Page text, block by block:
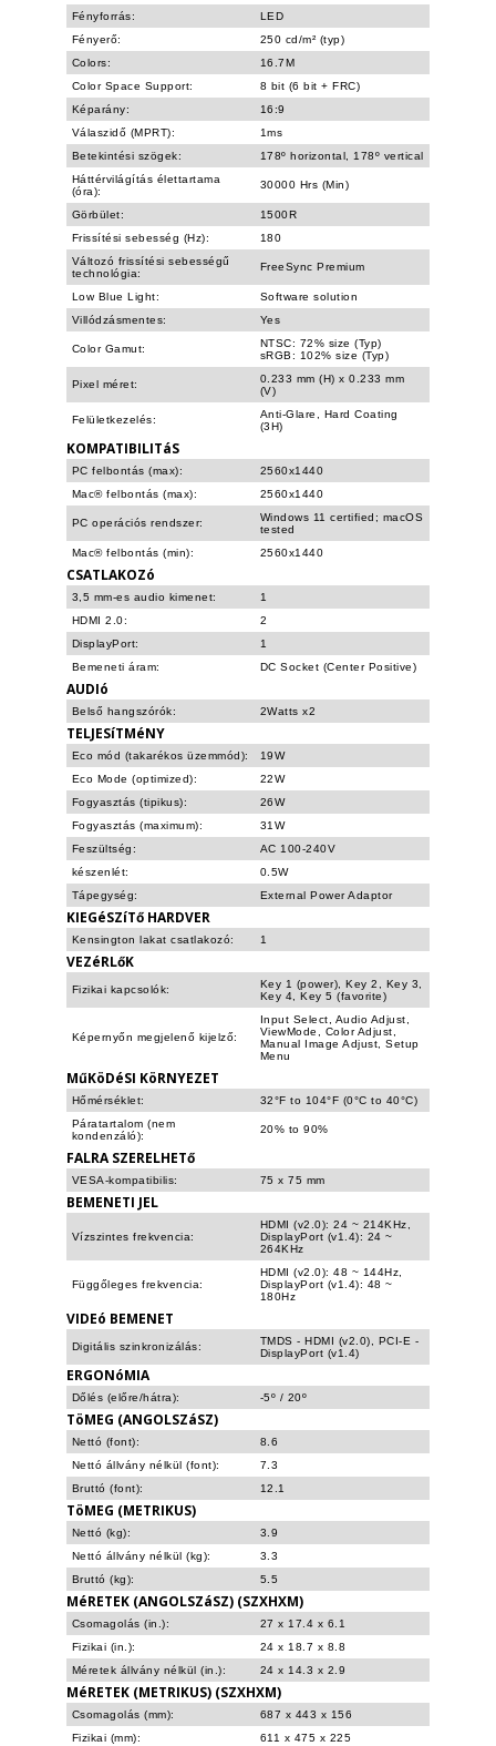
Fényforrás:
LED
Fényerő:
250 cd/m² (typ)
Colors:
16.7M
Color Space Support:
8 bit (6 bit + FRC)
Képarány:
16:9
Válaszidő (MPRT):
1ms
Betekintési szögek:
178º horizontal, 178º vertical
Háttérvilágítás élettartama
(óra):
30000 Hrs (Min)
Görbület:
1500R
Frissítési sebesség (Hz):
180
Változó frissítési sebességű
technológia:
FreeSync Premium
Low Blue Light:
Software solution
Villódzásmentes:
Yes
Color Gamut:
NTSC: 72% size (Typ)
sRGB: 102% size (Typ)
Pixel méret:
0.233 mm (H) x 0.233 mm
(V)
Felületkezelés:
Anti-Glare, Hard Coating
(3H)
KOMPATIBILITáS
PC felbontás (max):
2560x1440
Mac® felbontás (max):
2560x1440
PC operációs rendszer:
Windows 11 certified; macOS
tested
Mac® felbontás (min):
2560x1440
CSATLAKOZó
3,5 mm-es audio kimenet:
1
HDMI 2.0:
2
DisplayPort:
1
Bemeneti áram:
DC Socket (Center Positive)
AUDIó
Belső hangszórók: 2Watts x2
TELJESíTMéNY
Eco mód (takarékos üzemmód):
19W
Eco Mode (optimized):
22W
Fogyasztás (tipikus):
26W
Fogyasztás (maximum):
31W
Feszültség:
AC 100-240V
készenlét:
0.5W
Tápegység:
External Power Adaptor
KIEGéSZíTő HARDVER
Kensington lakat csatlakozó: 1
VEZéRLőK
Fizikai kapcsolók:
Key 1 (power), Key 2, Key 3,
Key 4, Key 5 (favorite)
Képernyőn megjelenő kijelző:
Input Select, Audio Adjust,
ViewMode, Color Adjust,
Manual Image Adjust, Setup
Menu
MűKöDéSI KöRNYEZET
Hőmérséklet:
32°F to 104°F (0°C to 40°C)
Páratartalom (nem
kondenzáló):
20% to 90%
FALRA SZERELHETő
VESA-kompatibilis: 75 x 75 mm
BEMENETI JEL
Vízszintes frekvencia:
HDMI (v2.0): 24 ~ 214KHz,
DisplayPort (v1.4): 24 ~
264KHz
Függőleges frekvencia:
HDMI (v2.0): 48 ~ 144Hz,
DisplayPort (v1.4): 48 ~
180Hz
VIDEó BEMENET
Digitális szinkronizálás:
TMDS - HDMI (v2.0), PCI-E -
DisplayPort (v1.4)
ERGONóMIA
Dőlés (előre/hátra): -5º / 20º
TöMEG (ANGOLSZáSZ)
Nettó (font):
8.6
Nettó állvány nélkül (font):
7.3
Bruttó (font):
12.1
TöMEG (METRIKUS)
Nettó (kg):
3.9
Nettó állvány nélkül (kg):
3.3
Bruttó (kg):
5.5
MéRETEK (ANGOLSZáSZ) (SZXHXM)
Csomagolás (in.):
27 x 17.4 x 6.1
Fizikai (in.):
24 x 18.7 x 8.8
Méretek állvány nélkül (in.):
24 x 14.3 x 2.9
MéRETEK (METRIKUS) (SZXHXM)
Csomagolás (mm):
687 x 443 x 156
Fizikai (mm):
611 x 475 x 225